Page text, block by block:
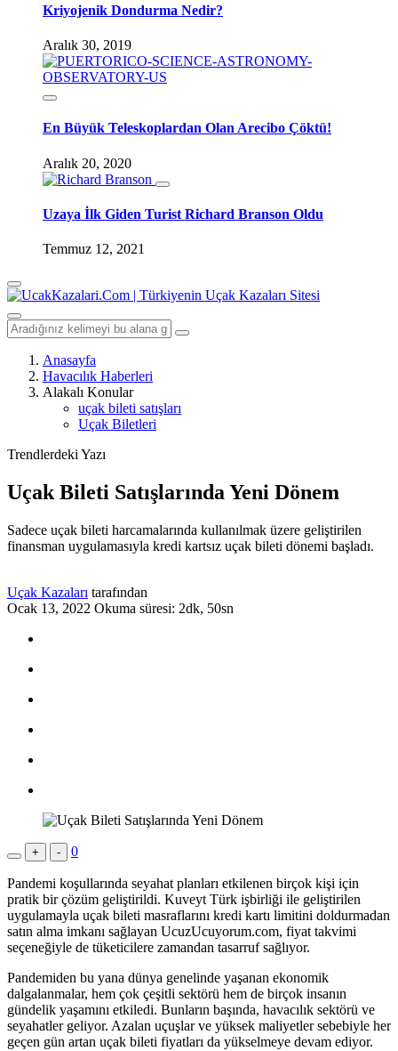
Kriyojenik Dondurma Nedir?
Aralık 30, 2019
En Büyük Teleskoplardan Olan Arecibo Çöktü!
Aralık 20, 2020
Uzaya İlk Giden Turist Richard Branson Oldu
Temmuz 12, 2021
Anasayfa
Havacılık Haberleri
Alakalı Konular
uçak bileti satışları
Uçak Biletleri
Trendlerdeki Yazı
Uçak Bileti Satışlarında Yeni Dönem
Sadece uçak bileti harcamalarında kullanılmak üzere geliştirilen
finansman uygulamasıyla kredi kartsız uçak bileti dönemi başladı.
Uçak Kazaları tarafından
Ocak 13, 2022 Okuma süresi: 2dk, 50sn
+ - 0
Pandemi koşullarında seyahat planları etkilenen birçok kişi için
pratik bir çözüm geliştirildi. Kuveyt Türk işbirliği ile geliştirilen
uygulamayla uçak bileti masraflarını kredi kartı limitini doldurmadan
satın alma imkanı sağlayan UcuzUcuyorum.com, fiyat takvimi
seçeneğiyle de tüketicilere zamandan tasarruf sağlıyor.
Pandemiden bu yana dünya genelinde yaşanan ekonomik
dalgalanmalar, hem çok çeşitli sektörü hem de birçok insanın
gündelik yaşamını etkiledi. Bunların başında, havacılık sektörü ve
seyahatler geliyor. Azalan uçuşlar ve yüksek maliyetler sebebiyle her
geçen gün artan uçak bileti fiyatları da yükselmeye devam ediyor.